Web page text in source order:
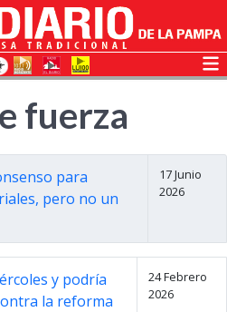
fuerza
para
pero no un
17 Junio
2026
y podría
la reforma
24 Febrero
2026